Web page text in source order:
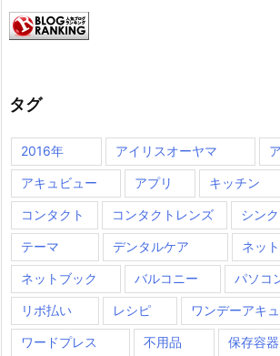
ブ
タグ
2016年 アイリスオーヤマ
アキュビュー アプリ キッチン
コンタクト コンタクトレンズ シンク
テーマ デンタルケア ネッ
ネットブック バルコニー パソコ
リボ払い レシピ ワンデーアキ
ワードプレス 不用品 保存容器